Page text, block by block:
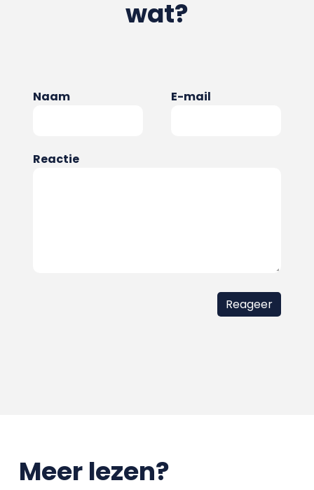
wat?
Naam E-mail
Reactie
Meer lezen?